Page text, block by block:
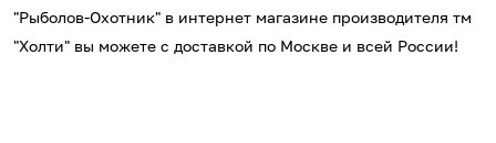
"Рыболов-Охотник" в интернет магазине производителя тм
"Холти" вы можете с доставкой по Москве и всей России!